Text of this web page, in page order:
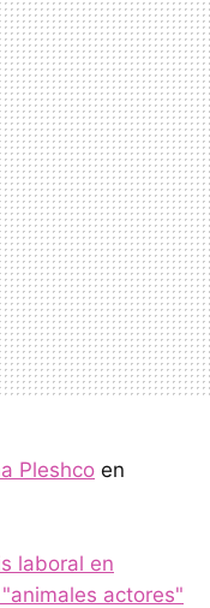
Pleshco en
laboral en
actores"